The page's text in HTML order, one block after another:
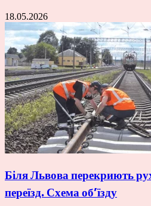
18.05.2026
Біля Львова перекриють
переїзд. Схема об’їзду